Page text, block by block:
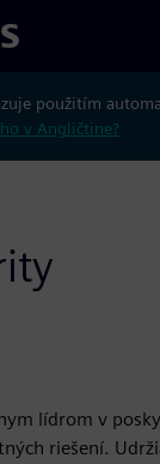
použitím
v Angličtine?
lídrom v
riešení.